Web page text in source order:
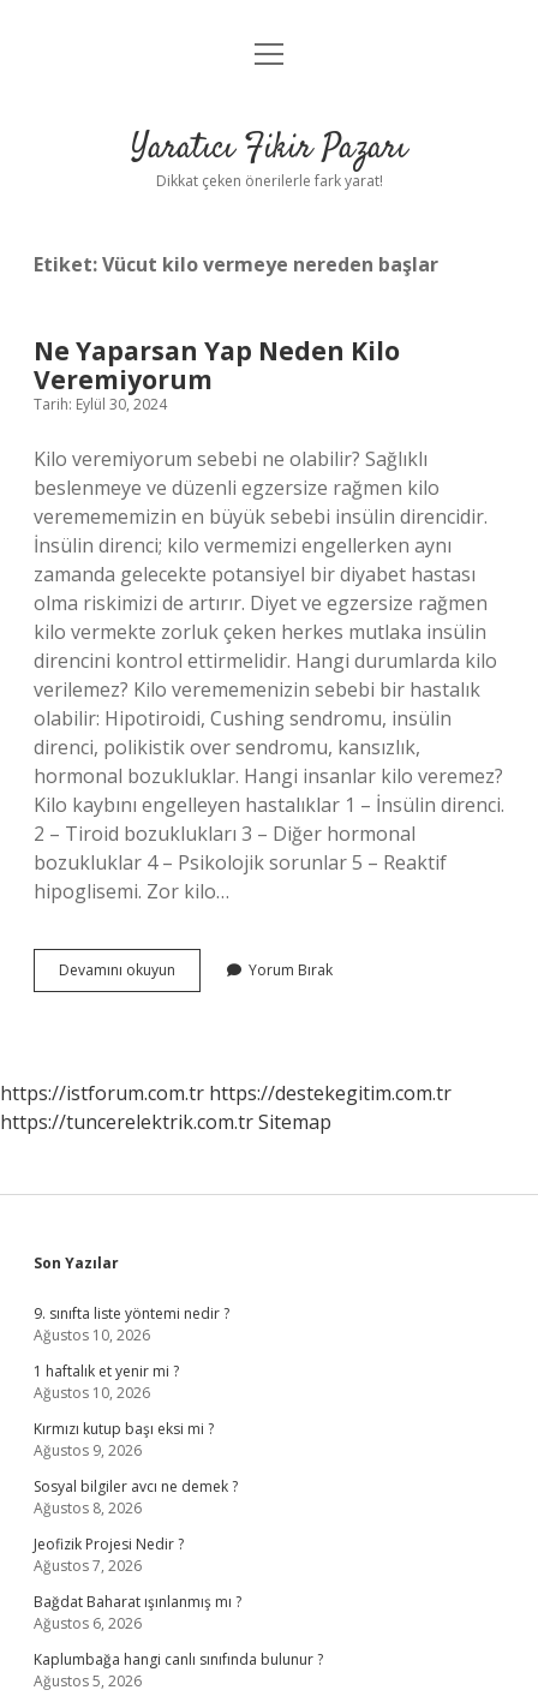
Anasayfa
Yasal Uyarı
menüyü
Yaratıcı Fikir Pazarı
Dikkat çeken önerilerle fark yarat!
Etiket:Vücut kilo vermeye nereden başlar
Ne Yaparsan Yap Neden Kilo
Veremiyorum
Tarih: Eylül 30, 2024
Kilo veremiyorum sebebi ne olabilir? Sağlıklı
beslenmeye ve düzenli egzersize rağmen kilo
veremememizin en büyük sebebi insülin direncidir.
İnsülin direnci; kilo vermemizi engellerken aynı
zamanda gelecekte potansiyel bir diyabet hastası
olma riskimizi de artırır. Diyet ve egzersize rağmen
kilo vermekte zorluk çeken herkes mutlaka insülin
direncini kontrol ettirmelidir. Hangi durumlarda kilo
verilemez? Kilo verememenizin sebebi bir hastalık
olabilir: Hipotiroidi, Cushing sendromu, insülin
direnci, polikistik over sendromu, kansızlık,
hormonal bozukluklar. Hangi insanlar kilo veremez?
Kilo kaybını engelleyen hastalıklar 1 – İnsülin direnci.
2 – Tiroid bozuklukları 3 – Diğer hormonal
bozukluklar 4 – Psikolojik sorunlar 5 – Reaktif
hipoglisemi. Zor kilo…
Devamını okuyun
Yaparsan
Yorum Bırak
https://istforum.com.tr https://destekegitim.com.tr
https://tuncerelektrik.com.trSitemap
Sidebar
Son Yazılar
9. sınıfta liste yöntemi nedir ?
Ağustos 10, 2026
1 haftalık et yenir mi ?
Ağustos 10, 2026
Kırmızı kutup başı eksi mi ?
Ağustos 9, 2026
Sosyal bilgiler avcı ne demek ?
Ağustos 8, 2026
Jeofizik Projesi Nedir ?
Ağustos 7, 2026
Bağdat Baharat ışınlanmış mı ?
Ağustos 6, 2026
Kaplumbağa hangi canlı sınıfında bulunur ?
Ağustos 5, 2026